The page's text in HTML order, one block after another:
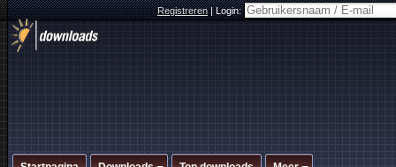
Registreren|Login: